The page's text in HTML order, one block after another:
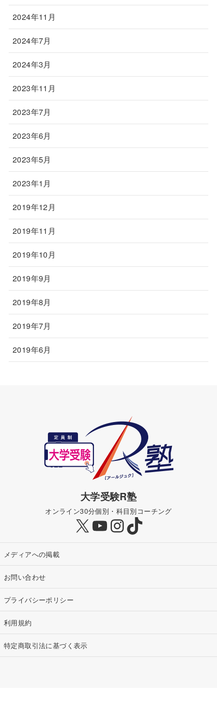
2024年11月
2024年7月
2024年3月
2023年11月
2023年7月
2023年6月
2023年5月
2023年1月
2019年12月
2019年11月
2019年10月
2019年9月
2019年8月
2019年7月
2019年6月
大学受験R塾
オンライン30分個別・科目別コーチング
X YouTube
Instagram
TikTok
メディアへの掲載
お問い合わせ
プライバシーポリシー
利用規約
特定商取引法に基づく表示